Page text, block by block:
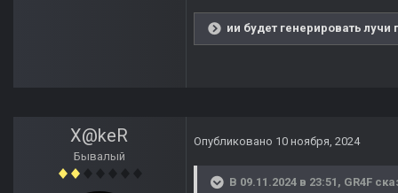
ии будет генерировать
X@keR
Бывалый
Опубликовано 10 ноября, 2024
В 09.11.2024 в 23:51, GR4F